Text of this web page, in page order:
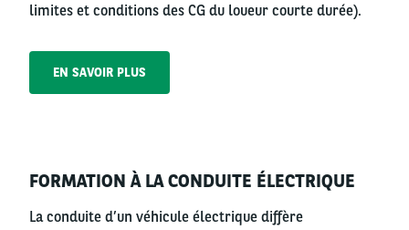
limites et conditions des CG du loueur courte durée).
EN SAVOIR PLUS
column
FORMATION À LA CONDUITE ÉLECTRIQUE
La conduite d’un véhicule électrique diffère